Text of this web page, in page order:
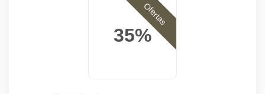
35%
Ofertas